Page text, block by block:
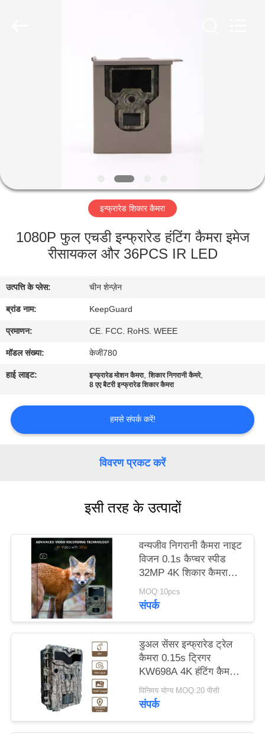
हमारे
बारे
कारखाने
दौरा
गुणवत्ता
नियंत्रण
संपर्क
करें
साइटमैप
गोपनीयता
नीति
इन्फ्रारेड शिकार कैमरा
1080P फुल एचडी इन्फ्रारेड हंटिंग कैमरा इमेज
रीसायकल और 36PCS IR LED
उत्पत्ति के प्लेस: चीन शेन्ज़ेन
ब्रांड नाम: KeepGuard
प्रमाणन: CE. FCC. RoHS. WEEE
मॉडल संख्या: केजी780
हाई लाइट: इन्फ्रारेड मोशन कैमरा,शिकार निगरानी कैमरे,
8 एए बैटरी इन्फ्रारेड शिकार कैमरा
हमसे संपर्क करें!
विवरण प्रकट करें
इसी तरह के उत्पादों
वन्यजीव निगरानी कैमरा नाइट
विजन 0.1s कैप्चर स्पीड
32MP 4K शिकार कैमरा
वाटरप्रूफ IP67 पशु
अवलोकन कैमरा
MOQ:10pcs
संपर्क
डुअल सेंसर इन्फ्रारेड ट्रेल
कैमरा 0.15s ट्रिगर
KW698A 4K हंटिंग कैमरा
NO GLOW
विनिमय योग्य MOQ:20 पीसी
संपर्क